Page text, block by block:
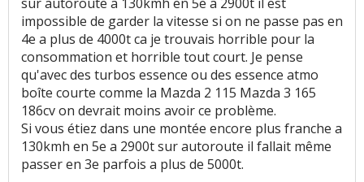
impossible de garder la vitesse si on ne passe pas en
4e a plus de 4000t ca je trouvais horrible pour la
consommation et horrible tout court. Je pense
qu'avec des turbos essence ou des essence atmo
boîte courte comme la Mazda 2 115 Mazda 3 165
186cv on devrait moins avoir ce problème.
Si vous étiez dans une montée encore plus franche a
130kmh en 5e a 2900t sur autoroute il fallait même
passer en 3e parfois a plus de 5000t.